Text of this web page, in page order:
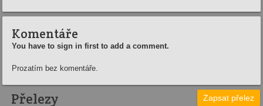
Komentáře
You have to sign in first to add a comment.
Prozatím bez komentáře.
Přelezy Zapsat přelez